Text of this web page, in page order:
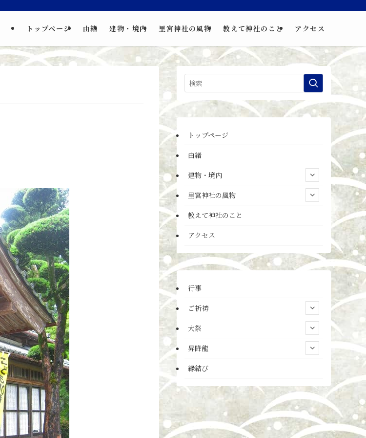
トップページ 由緒 建物・境内 里宮神社の風物 教えて神社のこと アクセス
トップページ
由緒
建物・境内
里宮神社の風物
教えて神社のこと
アクセス
行事
ご祈祷
大祭
昇降龍
縁結び